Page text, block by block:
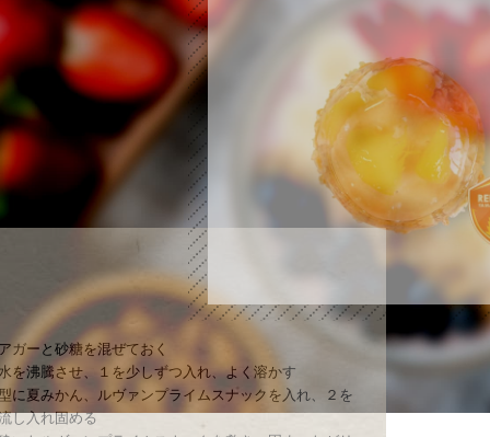
ガーと砂糖を混ぜておく
を沸騰させ、１を少しずつ入れ、よく溶かす
に夏みかん、ルヴァンプライムスナックを入れ、２を
し入れ固める